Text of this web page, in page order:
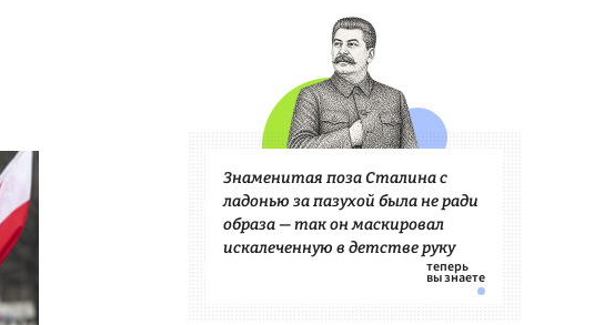
Знаменитая поза Сталина с
ладонью за пазухой была не ради
образа — так он маскировал
искалеченную в детстве руку